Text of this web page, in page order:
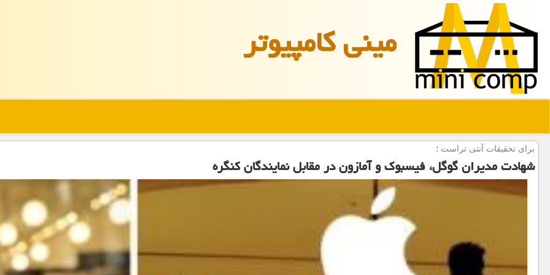
مینی كامپیوتر
برای تحقیقات آنتی تراست ؛
شهادت مدیران گوگل، فیسبوك و آمازون در مقابل نمایندگان كنگره